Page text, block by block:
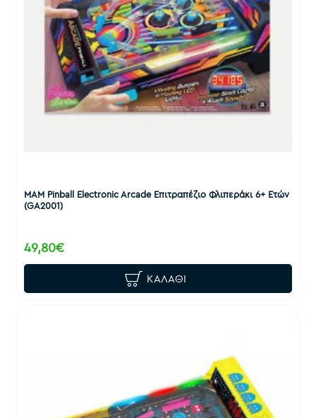
MAM Pinball Electronic Arcade Επιτραπέζιο Φλιπεράκι 6+ Ετών
(GA2001)
49,80€
ΚΑΛΆΘΙ